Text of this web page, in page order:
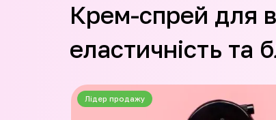
Крем-спрей для
еластичність та
Лідер продажу